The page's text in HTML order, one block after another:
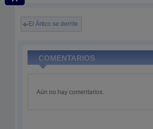
El Ártico se derrite
COMENTARIOS
Aún no hay comentarios.